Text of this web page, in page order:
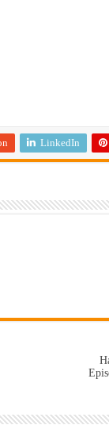
LinkedIn